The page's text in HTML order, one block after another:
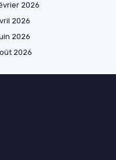
2026
2026
2026
2026